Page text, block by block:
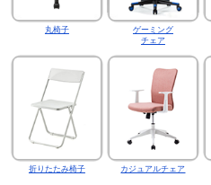
丸椅子
ゲーミング
チェア
折りたたみ椅子 カジュアルチェア